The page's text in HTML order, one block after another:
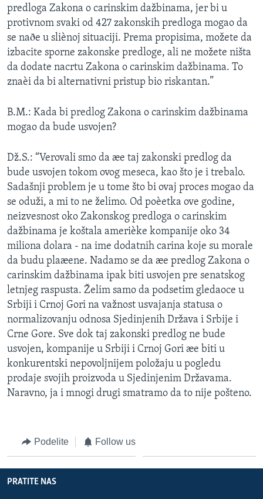
predloga Zakona o carinskim dažbinama, jer bi u
protivnom svaki od 427 zakonskih predloga mogao da
se naðe u sliènoj situaciji. Prema propisima, možete da
izbacite sporne zakonske predloge, ali ne možete ništa
da dodate nacrtu Zakona o carinskim dažbinama. To
znaèi da bi alternativni pristup bio riskantan.”
B.M.: Kada bi predlog Zakona o carinskim dažbinama
mogao da bude usvojen?
Dž.S.: “Verovali smo da æe taj zakonski predlog da
bude usvojen tokom ovog meseca, kao što je i trebalo.
Sadašnji problem je u tome što bi ovaj proces mogao da
se oduži, a mi to ne želimo. Od poèetka ove godine,
neizvesnost oko Zakonskog predloga o carinskim
dažbinama je koštala amerièke kompanije oko 34
miliona dolara - na ime dodatnih carina koje su morale
da budu plaæene. Nadamo se da æe predlog Zakona o
carinskim dažbinama ipak biti usvojen pre senatskog
letnjeg raspusta. Želim samo da podsetim gledaoce u
Srbiji i Crnoj Gori na važnost usvajanja statusa o
normalizovanju odnosa Sjedinjenih Država i Srbije i
Crne Gore. Sve dok taj zakonski predlog ne bude
usvojen, kompanije u Srbiji i Crnoj Gori æe biti u
konkurentski nepovoljnijem položaju u pogledu
prodaje svojih proizvoda u Sjedinjenim Državama.
Naravno, ja i mnogi drugi smatramo da to nije pošteno.
Podelite Follow us
PRATITE NAS